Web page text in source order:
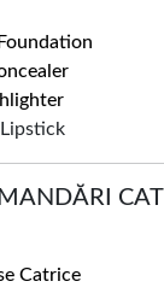
Catrice